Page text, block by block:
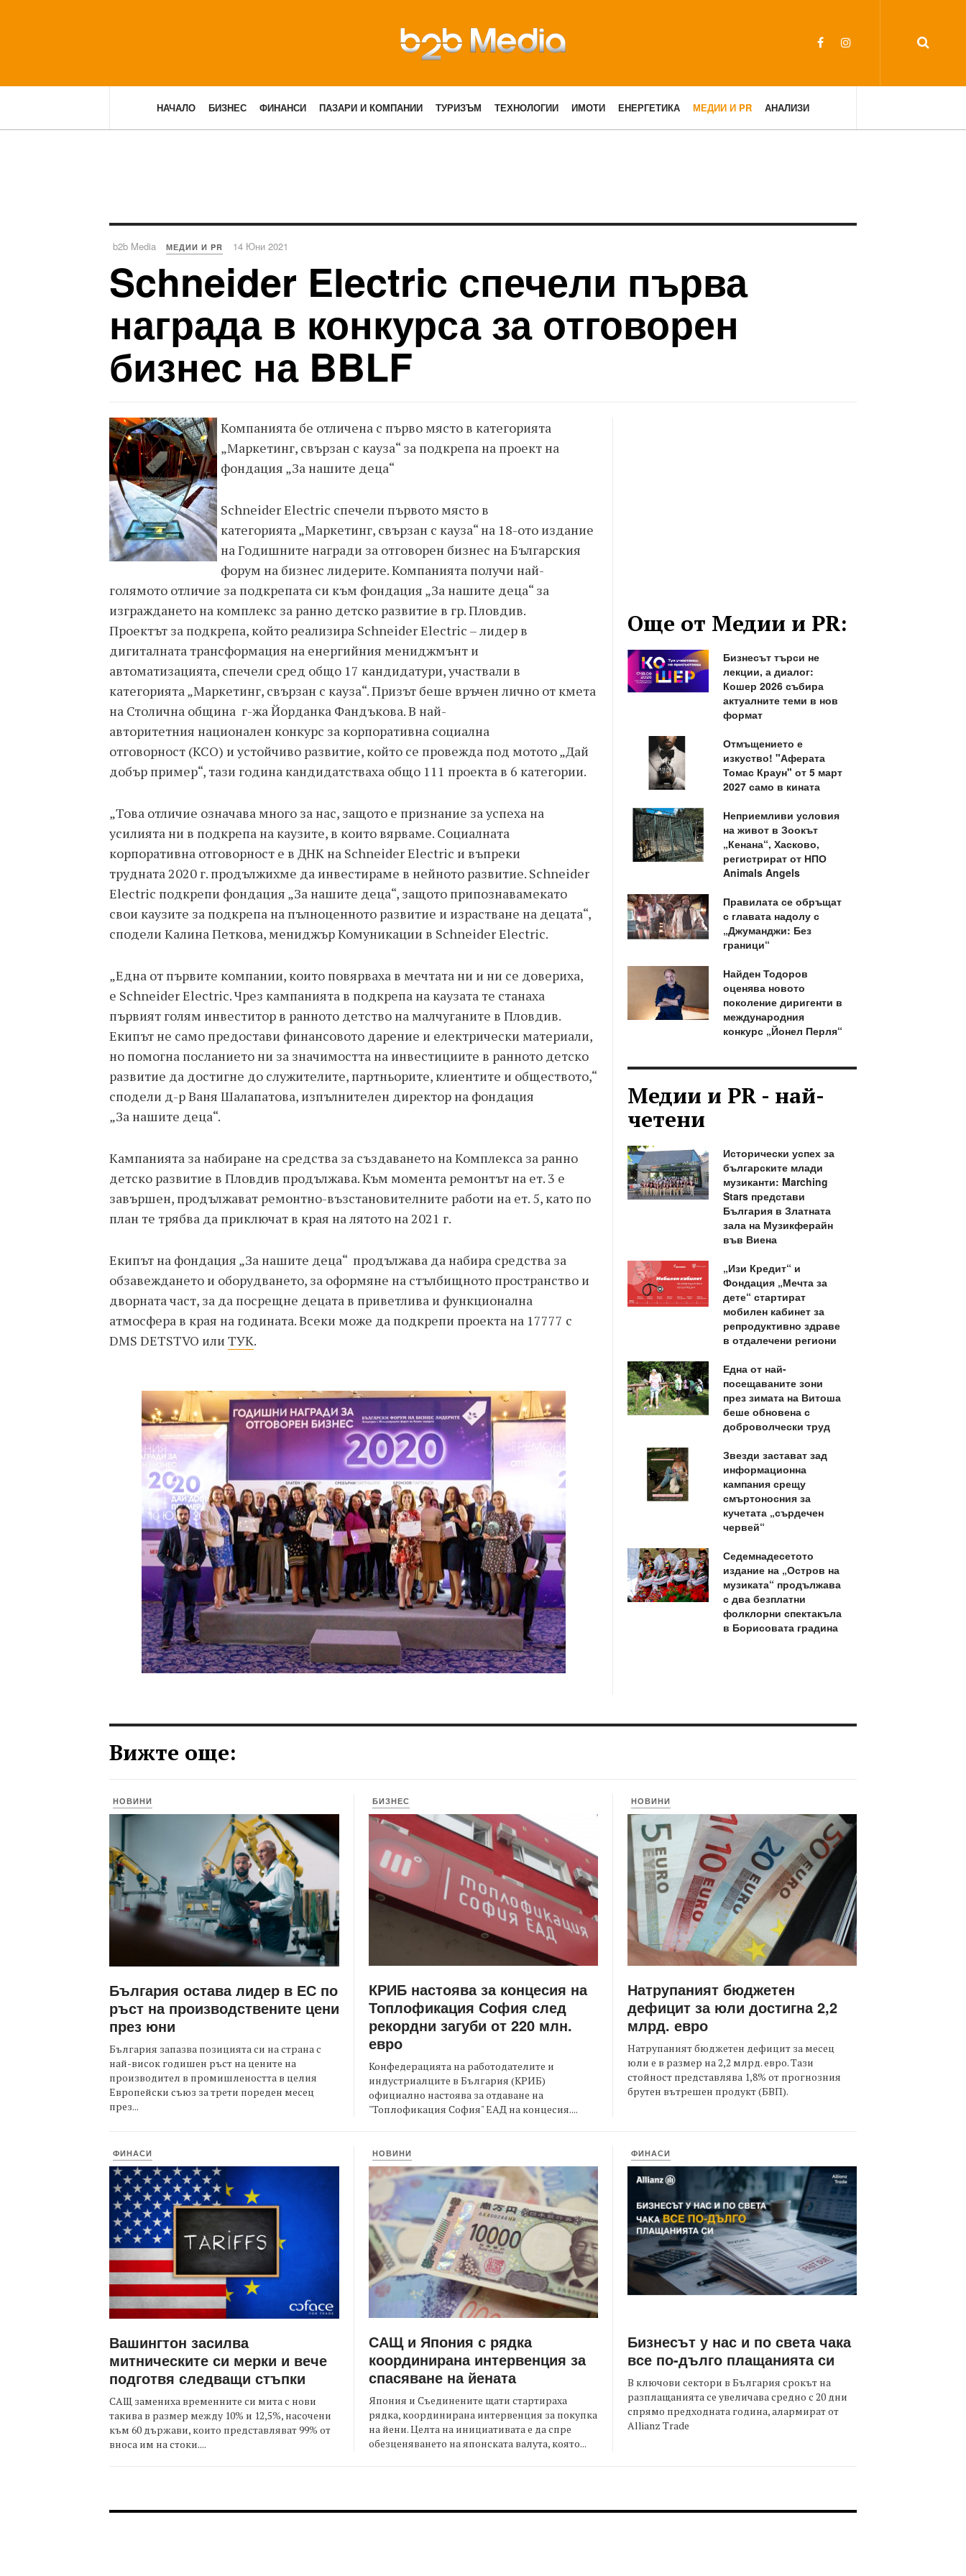
НАЧАЛО БИЗНЕС ФИНАНСИ ПАЗАРИ И КОМПАНИИ ТУРИЗЪМ ТЕХНОЛОГИИ ИМОТИ ЕНЕРГЕТИКА МЕДИИ И PR АНАЛИЗИ
b2b Media МЕДИИ И PR 14 Юни 2021
Schneider Electric спечели първа
награда в конкурса за отговорен
бизнес на BBLF
Компанията бе отличена с първо място в категорията
„Маркетинг, свързан с кауза“ за подкрепа на проект на
фондация „За нашите деца“
Schneider Electric спечели първото място в
категорията „Маркетинг, свързан с кауза“ на 18-ото издание
на Годишните награди за отговорен бизнес на Българския
форум на бизнес лидерите. Компанията получи най-
голямото отличие за подкрепата си към фондация „За нашите деца“ за
изграждането на комплекс за ранно детско развитие в гр. Пловдив.
Проектът за подкрепа, който реализира Schneider Electric – лидер в
дигиталната трансформация на енергийния мениджмънт и
автоматизацията, спечели сред общо 17 кандидатури, участвали в
категорията „Маркетинг, свързан с кауза“. Призът беше връчен лично от кмета
на Столична община г-жа Йорданка Фандъкова. В най-
авторитетния национален конкурс за корпоративна социална
отговорност (КСО) и устойчиво развитие, който се провежда под мотото „Дай
добър пример“, тази година кандидатстваха общо 111 проекта в 6 категории.
„Това отличие означава много за нас, защото е признание за успеха на
усилията ни в подкрепа на каузите, в които вярваме. Социалната
корпоративна отговорност е в ДНК на Schneider Electric и въпреки
трудната 2020 г. продължихме да инвестираме в нейното развитие. Schneider
Electric подкрепи фондация „За нашите деца“, защото припознавамекато
свои каузите за подкрепа на пълноценното развитие и израстване на децата“,
сподели Калина Петкова, мениджър Комуникации в Schneider Electric.
„Една от първите компании, които повярваха в мечтата ни и ни се довериха,
е Schneider Electric. Чрез кампанията в подкрепа на каузата те станаха
първият голям инвеститор в ранното детство на малчуганите в Пловдив.
Екипът не само предостави финансовото дарение и електрически материали,
но помогна посланието ни за значимостта на инвестициите в ранното детско
развитие да достигне до служителите, партньорите, клиентите и обществото,“
сподели д-р Ваня Шалапатова, изпълнителен директор на фондация
„За нашите деца“.
Кампанията за набиране на средства за създаването на Комплекса за ранно
детско развитие в Пловдив продължава. Към момента ремонтът на ет. 3 е
завършен, продължават ремонтно-възстановителните работи на ет. 5, като по
план те трябва да приключат в края на лятото на 2021 г.
Екипът на фондация „За нашите деца“ продължава да набира средства за
обзавеждането и оборудването, за оформяне на стълбищното пространство и
дворната част, за да посрещне децата в приветлива и функционална
атмосфера в края на годината. Всеки може да подкрепи проекта на 17777 с
DMS DETSTVO или ТУК.
Още от Медии и PR:
Бизнесът търси не
лекции, а диалог:
Кошер 2026 събира
актуалните теми в нов
формат
Отмъщението е
изкуство! "Аферата
Томас Краун" от 5 март
2027 само в кината
Неприемливи условия
на живот в Зоокът
„Кенана“, Хасково,
регистрират от НПО
Animals Angels
Правилата се обръщат
с главата надолу с
„Джуманджи: Без
граници“
Найден Тодоров
оценява новото
поколение диригенти в
международния
конкурс „Йонел Перля“
Медии и PR - най-
четени
Исторически успех за
българските млади
музиканти: Marching
Stars представи
България в Златната
зала на Музикферайн
във Виена
„Изи Кредит“ и
Фондация „Мечта за
дете“ стартират
мобилен кабинет за
репродуктивно здраве
в отдалечени региони
Една от най-
посещаваните зони
през зимата на Витоша
беше обновена с
доброволчески труд
Звезди застават зад
информационна
кампания срещу
смъртоносния за
кучетата „сърдечен
червей“
Седемнадесетото
издание на „Остров на
музиката“ продължава
с два безплатни
фолклорни спектакъла
в Борисовата градина
Вижте още:
НОВИНИ
България остава лидер в ЕС по
ръст на производствените цени
през юни
България запазва позицията си на страна с
най-висок годишен ръст на цените на
производител в промишлеността в целия
Европейски съюз за трети пореден месец
през...
БИЗНЕС
КРИБ настоява за концесия на
Топлофикация София след
рекордни загуби от 220 млн.
евро
Конфедерацията на работодателите и
индустриалците в България (КРИБ)
официално настоява за отдаване на
"Топлофикация София" ЕАД на концесия....
НОВИНИ
Натрупаният бюджетен
дефицит за юли достигна 2,2
млрд. евро
Натрупаният бюджетен дефицит за месец
юли е в размер на 2,2 млрд. евро. Тази
стойност представлява 1,8% от прогнозния
брутен вътрешен продукт (БВП).
ФИНАСИ
Вашингтон засилва
митническите си мерки и вече
подготвя следващи стъпки
САЩ замениха временните си мита с нови
такива в размер между 10% и 12,5%, насочени
към 60 държави, които представляват 99% от
вноса им на стоки....
НОВИНИ
САЩ и Япония с рядка
координирана интервенция за
спасяване на йената
Япония и Съединените щати стартираха
рядка, координирана интервенция за покупка
на йени. Целта на инициативата е да спре
обезценяването на японската валута, която...
ФИНАСИ
Бизнесът у нас и по света чака
все по-дълго плащанията си
В ключови сектори в България срокът на
разплащанията се увеличава средно с 20 дни
спрямо предходната година, алармират от
Allianz Trade